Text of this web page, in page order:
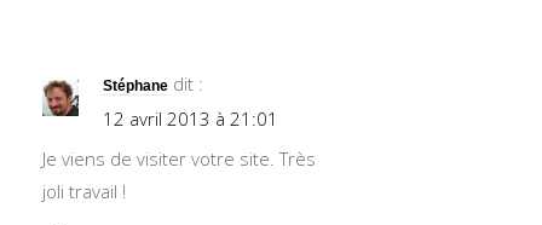
Stéphane dit :
12 avril 2013 à 21:01
Je viens de visiter votre site. Très
joli travail !